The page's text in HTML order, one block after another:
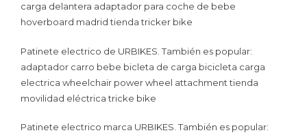
carga delantera adaptador para coche de bebe
hoverboard madrid tienda tricker bike
Patinete electrico de URBIKES. También es popular:
adaptador carro bebe bicleta de carga bicicleta carga
electrica wheelchair power wheel attachment tienda
movilidad eléctrica tricke bike
Patinete electrico marca URBIKES. También es popular: